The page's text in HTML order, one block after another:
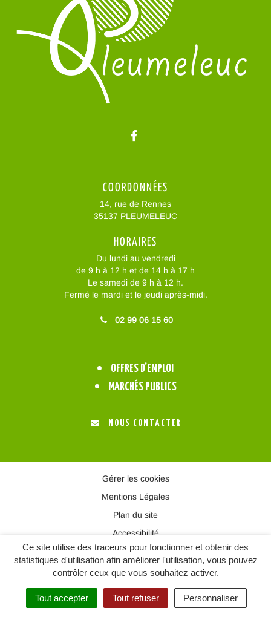
Ce site utilise des traceurs pour fonctionner et obtenir des
statistiques d'utilisation afin améliorer l'utilisation, vous pouvez
contrôler ceux que vous souhaitez activer.
Tout accepter Tout refuser Personnaliser
Lien vers le compte
COORDONNÉES
14, rue de Rennes
35137 PLEUMELEUC
HORAIRES
Du lundi au vendredi
de 9 h à 12 h et de 14 h à 17 h
Le samedi de 9 h à 12 h.
Fermé le mardi et le jeudi après-midi.
02 99 06 15 60
OFFRES D’EMPLOI
MARCHÉS PUBLICS
NOUS CONTACTER
Gérer les cookies
Mentions Légales
Plan du site
Accessibilité